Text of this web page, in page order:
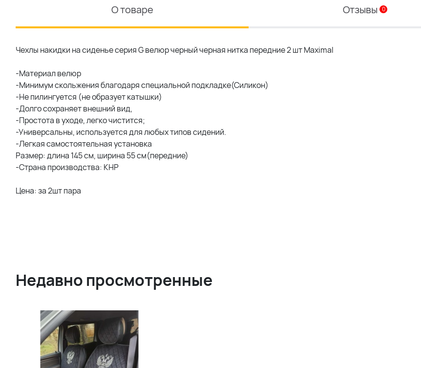
О товаре Отзывы 0
Чехлы накидки на сиденье серия G велюр черный черная нитка передние 2 шт Maximal
-Материал велюр
-Минимум скольжения благодаря специальной подкладке(Силикон)
-Не пилингуется (не образует катышки)
-Долго сохраняет внешний вид,
-Простота в уходе, легко чистится;
-Универсальны, используется для любых типов сидений.
-Легкая самостоятельная установка
Размер: длина 145 см, ширина 55 см(передние)
-Страна производства: КНР
Цена: за 2шт пара
Недавно просмотренные